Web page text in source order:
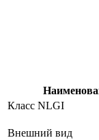
Класс NLGI
Внешний вид